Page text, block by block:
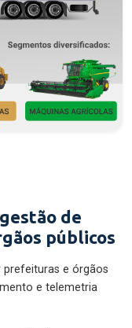
de
públicos
e órgãos
e telemetria